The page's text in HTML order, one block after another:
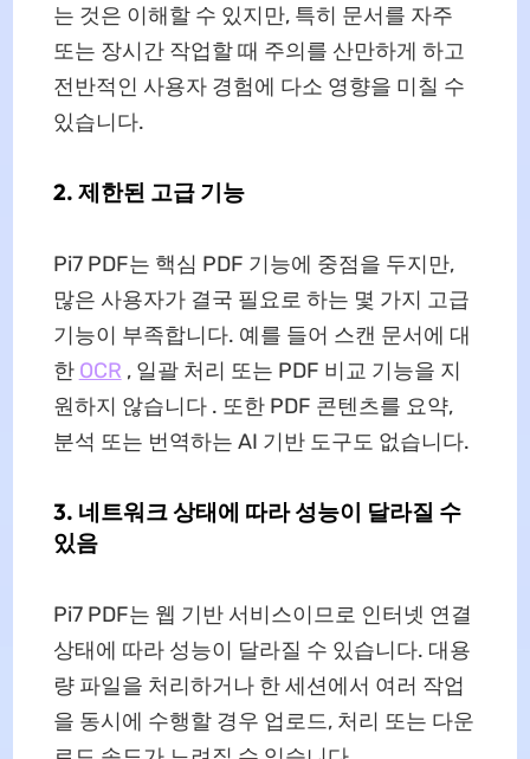
는 것은 이해할 수 있지만, 특히 문서를 자주
또는 장시간 작업할 때 주의를 산만하게 하고
전반적인 사용자 경험에 다소 영향을 미칠 수
있습니다.
2. 제한된 고급 기능
Pi7 PDF는 핵심 PDF 기능에 중점을 두지만,
많은 사용자가 결국 필요로 하는 몇 가지 고급
기능이 부족합니다. 예를 들어 스캔 문서에 대
한 OCR , 일괄 처리 또는 PDF 비교 기능을 지
원하지 않습니다 . 또한 PDF 콘텐츠를 요약,
분석 또는 번역하는 AI 기반 도구도 없습니다.
3. 네트워크 상태에 따라 성능이 달라질 수
있음
Pi7 PDF는 웹 기반 서비스이므로 인터넷 연결
상태에 따라 성능이 달라질 수 있습니다. 대용
량 파일을 처리하거나 한 세션에서 여러 작업
을 동시에 수행할 경우 업로드, 처리 또는 다운